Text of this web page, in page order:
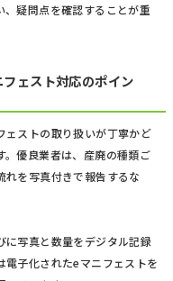
疑問点を確認することが重
フェスト対応のポイン
ェストの取り扱いが丁寧かど
。優良業者は、産廃の種類ご
れを写真付きで報告するな
に写真と数量をデジタル記録
電子化されたeマニフェストを